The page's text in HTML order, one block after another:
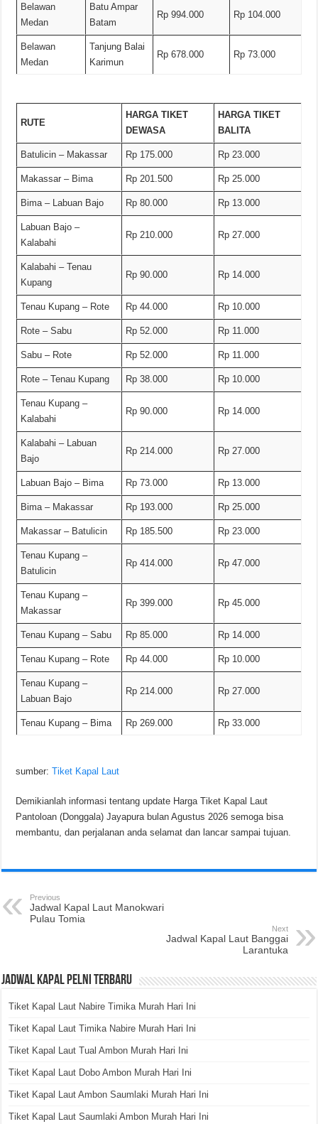
Belawan
Medan
Batu Ampar
Batam
Rp 994.000 Rp 104.000
Belawan
Medan
Tanjung Balai
Karimun
Rp 678.000 Rp 73.000
RUTE
HARGA TIKET
DEWASA
HARGA TIKET
BALITA
Batulicin – Makassar Rp 175.000 Rp 23.000
Makassar – Bima Rp 201.500 Rp 25.000
Bima – Labuan Bajo Rp 80.000 Rp 13.000
Labuan Bajo –
Kalabahi
Rp 210.000 Rp 27.000
Kalabahi – Tenau
Kupang
Rp 90.000 Rp 14.000
Tenau Kupang – Rote Rp 44.000 Rp 10.000
Rote – Sabu Rp 52.000 Rp 11.000
Sabu – Rote Rp 52.000 Rp 11.000
Rote – Tenau Kupang Rp 38.000 Rp 10.000
Tenau Kupang –
Kalabahi
Rp 90.000 Rp 14.000
Kalabahi – Labuan
Bajo
Rp 214.000 Rp 27.000
Labuan Bajo – Bima Rp 73.000 Rp 13.000
Bima – Makassar Rp 193.000 Rp 25.000
Makassar – Batulicin Rp 185.500 Rp 23.000
Tenau Kupang –
Batulicin
Rp 414.000 Rp 47.000
Tenau Kupang –
Makassar
Rp 399.000 Rp 45.000
Tenau Kupang – Sabu Rp 85.000 Rp 14.000
Tenau Kupang – Rote Rp 44.000 Rp 10.000
Tenau Kupang –
Labuan Bajo
Rp 214.000 Rp 27.000
Tenau Kupang – Bima Rp 269.000 Rp 33.000
sumber:Tiket Kapal Laut
Demikianlah informasi tentang update Harga Tiket Kapal Laut
Pantoloan (Donggala) Jayapura bulan Agustus 2026 semoga bisa
membantu, dan perjalanan anda selamat dan lancar sampai tujuan.
Previous
Jadwal Kapal Laut Manokwari
Pulau Tomia
Next
Jadwal Kapal Laut Banggai
Larantuka
Jadwal Kapal Pelni Terbaru
Tiket Kapal Laut Nabire Timika Murah Hari Ini
Tiket Kapal Laut Timika Nabire Murah Hari Ini
Tiket Kapal Laut Tual Ambon Murah Hari Ini
Tiket Kapal Laut Dobo Ambon Murah Hari Ini
Tiket Kapal Laut Ambon Saumlaki Murah Hari Ini
Tiket Kapal Laut Saumlaki Ambon Murah Hari Ini